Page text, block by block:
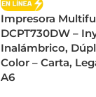
Impresora
DCPT730DW –
Inalámbrico,
Color – Carta,
A6